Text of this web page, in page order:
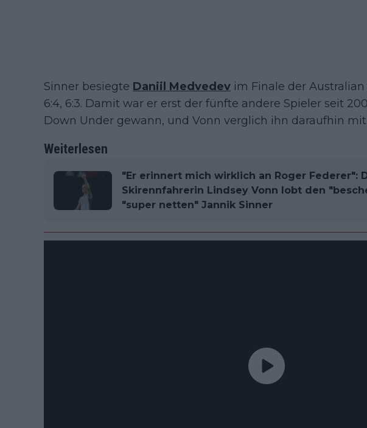
Sinner besiegte Daniil Medvedev im Finale der Australian
6:4, 6:3. Damit war er erst der fünfte andere Spieler seit
Down Under gewann, und Vonn verglich ihn daraufhin mit
Weiterlesen
"Er erinnert mich wirklich an Roger Federer":
Skirennfahrerin Lindsey Vonn lobt den
"super netten" Jannik Sinner